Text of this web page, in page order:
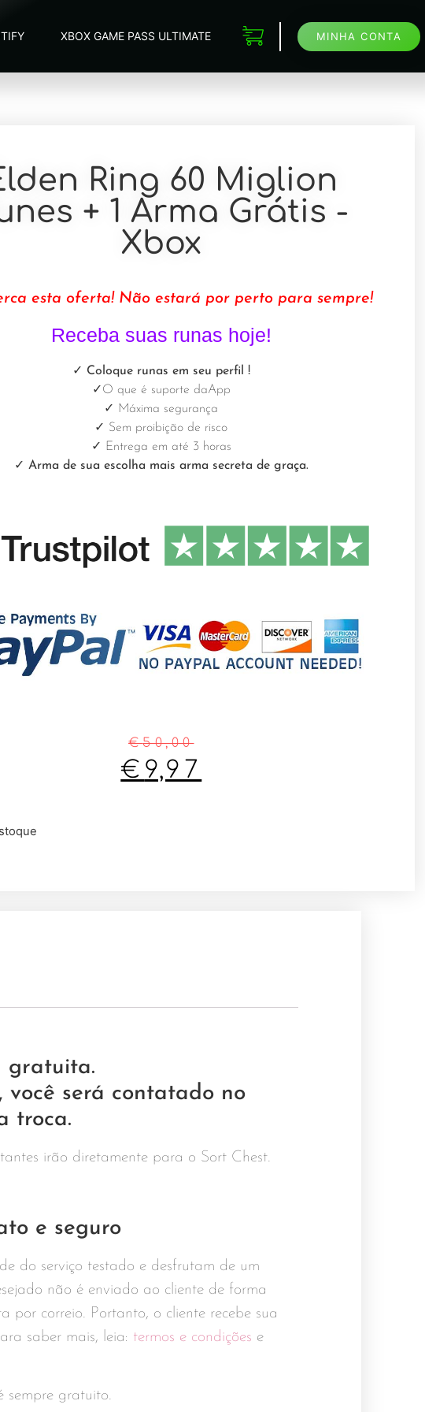
XBOX GAME PASS ULTIMATE MINHA CONTA
Ring 60 Miglion
+ 1 Arma Grátis -
Xbox
esta oferta! Não estará por perto para sempre!
Receba suas runas hoje!
✓ Coloque runas em seu perfil
!
✓O que é suporte daApp
✓ Máxima segurança
✓ Sem proibição de risco
✓ Entrega em até 3 horas
✓ Arma de sua escolha mais arma secreta de graça.
€50,00
€ 9,97
gratuita.
você será contatado no
troca.
irão diretamente para o Sort Chest.
e seguro
do serviço testado e desfrutam de um
não é enviado ao cliente de forma
por correio. Portanto, o cliente recebe sua
saber mais, leia: termos e condições e
sempre gratuito.